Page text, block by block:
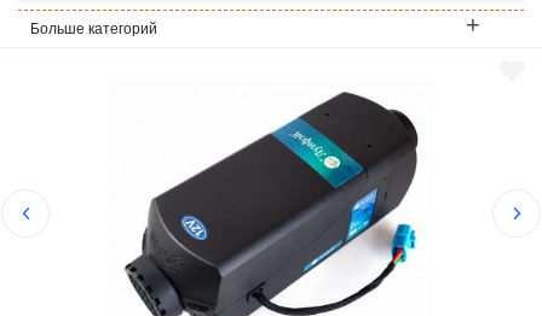
Больше категорий